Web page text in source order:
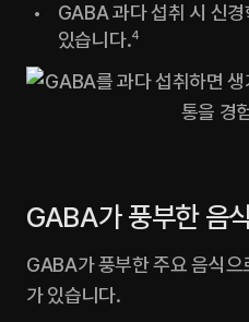
GABA 과다 섭취 시 신
있습니다.4
GABA가 풍부한 음식
GABA가 풍부한 주요 음식
가 있습니다.